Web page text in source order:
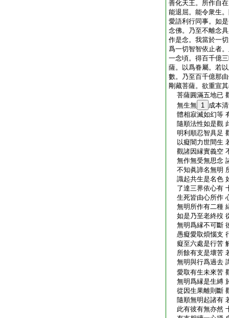
善化天王。所作自
能退屈。能令衆生
愛語利行同事。如
念佛。乃至不離念
作是念。我當於一
爲一切智智依止者
一念頃。得百千億
薩。以爲眷屬。若
數。乃至百千億那
剛藏菩薩。欲重宣
菩薩圓滿五地已
無生無 1 成本
體相寂滅如幻等
隨順法性如是觀
明利順忍智具足
以癡闇力世間生
觀諸因縁實義空
無作無受無思念
不知眞諦名無明
識起共生是名色
了達三界依心有
生死皆由心所作
無明所作有二種
如是乃至老終歿
無明爲縁不可斷
愚癡愛取煩惱支
癡至六處是行苦
所餘有支是壞苦
無明與行爲過去
愛取有生未來苦
無明爲縁是生縛
從因生果離則斷
隨順無明起諸有
此有彼有無亦然